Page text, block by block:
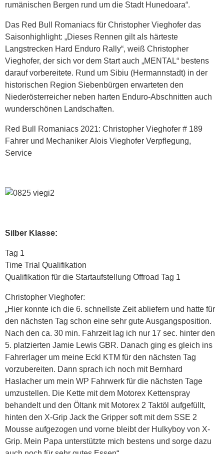
rumänischen Bergen rund um die Stadt Hunedoara“.
Das Red Bull Romaniacs für Christopher Vieghofer das
Saisonhighlight: „Dieses Rennen gilt als härteste
Langstrecken Hard Enduro Rally“, weiß Christopher
Vieghofer, der sich vor dem Start auch „MENTAL“ bestens
darauf vorbereitete. Rund um Sibiu (Hermannstadt) in der
historischen Region Siebenbürgen erwarteten den
Niederösterreicher neben harten Enduro-Abschnitten auch
wunderschönen Landschaften.
Red Bull Romaniacs 2021: Christopher Vieghofer # 189
Fahrer und Mechaniker Alois Vieghofer Verpflegung,
Service
Silber Klasse:
Tag 1
Time Trial Qualifikation
Qualifikation für die Startaufstellung Offroad Tag 1
Christopher Vieghofer:
„Hier konnte ich die 6. schnellste Zeit abliefern und hatte für
den nächsten Tag schon eine sehr gute Ausgangsposition.
Nach den ca. 30 min. Fahrzeit lag ich nur 17 sec. hinter den
5. platzierten Jamie Lewis GBR. Danach ging es gleich ins
Fahrerlager um meine Eckl KTM für den nächsten Tag
vorzubereiten. Dann sprach ich noch mit Bernhard
Haslacher um mein WP Fahrwerk für die nächsten Tage
umzustellen. Die Kette mit dem Motorex Kettenspray
behandelt und den Öltank mit Motorex 2 Taktöl aufgefüllt,
hinten den X-Grip Jack the Gripper soft mit dem SSE 2
Mousse aufgezogen und vorne bleibt der Hulkyboy von X-
Grip. Mein Papa unterstützte mich bestens und sorge dazu